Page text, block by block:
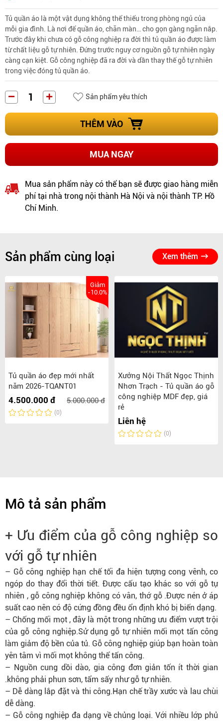
Tủ quần áo là một vật dụng không thể thiếu trong phòng ngủ của
mỗi gia đình. Là nơi để quần áo, chăn màn… cho gọn gàng ngăn nắp.
Trước đây khi chưa có gỗ công nghiệp ra đời thì tủ quần áo được làm
từ chất liệu gỗ tự nhiên. Đứng trước nguy cơ nguồn gỗ tự nhiên ngày
càng cạn kiệt. Gỗ công nghiệp đã ra đời và dần thay thế gỗ tự nhiên
trong việc đóng tủ quần áo.
Sản phẩm yêu thích
THÊM VÀO
MUA NGAY
Mua sản phẩm này có thể bạn sẽ được giao hàng miễn
phí tại nhà trong nội thành Hà Nội và nội thành TP. Hồ
Chí Minh.
Sản phẩm cùng loại Xem thêm
Giảm
-10.0%
Tủ quần áo đẹp mới nhất
năm 2026-TQANT01
4.500.000 đ 5.000.000 đ
(0)
Xưởng Nội Thất Ngọc Thịnh
Nhơn Trạch - Tủ quần áo gỗ
công nghiệp MDF đẹp, giá
rẻ
Liên hệ
(0)
Mô tả sản phẩm
+ Ưu điểm của gỗ công nghiệp so
với gỗ tự nhiên
– Gỗ công nghiệp hạn chế tối đa hiện tượng cong vênh, co
ngóp do thay đổi thời tiết. Được cấu tạo khác so với gỗ tự
nhiên , gỗ công nghiệp không có vân, thớ gỗ .Được nén ở áp
suất cao nên có độ cứng đồng đều ổn định khó bị biến dạng.
– Chống mối mọt , đây là một trong những ưu điểm vượt trội
của gỗ công nghiệp.Sử dụng gỗ tự nhiên mối mọt tấn công
làm giảm độ bền của tủ. Gỗ công nghiệp giúp bạn hoàn toàn
yên tâm vì mối mọt không thể tấn công.
– Nguồn cung dồi dào, gia công đơn giản tốn ít thời gian
.không phải phun sơn, tẩm sấy như gỗ tự nhiên.
– Dễ dàng lắp đặt và thi công.Hạn chế trầy xước và lau chùi
dễ dàng.
– Gỗ công nghiệp đa dạng về chủng loại. Với nhiều lớp phủ